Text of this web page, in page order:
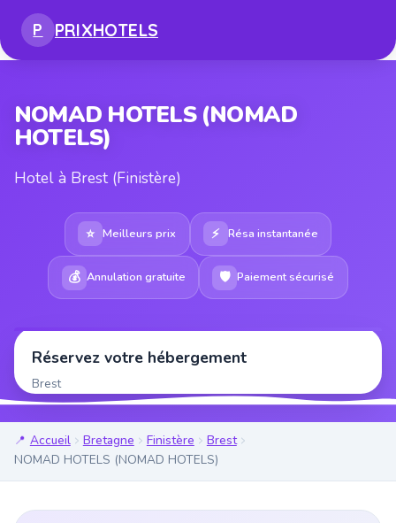
P PRIXHOTELS
NOMAD HOTELS (NOMAD
HOTELS)
Hotel à Brest (Finistère)
⭐ Meilleurs prix ⚡ Résa instantanée
💰 Annulation gratuite 🛡 Paiement sécurisé
Réservez votre hébergement
Brest
Accueil Bretagne Finistère
Brest
NOMAD HOTELS (NOMAD HOTELS)